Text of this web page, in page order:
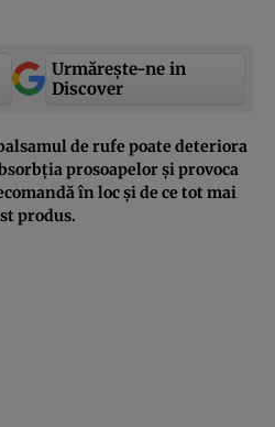
Urmărește-ne in
Discover
de rufe poate deteriora
prosoapelor și provoca
în loc și de ce tot mai
produs.